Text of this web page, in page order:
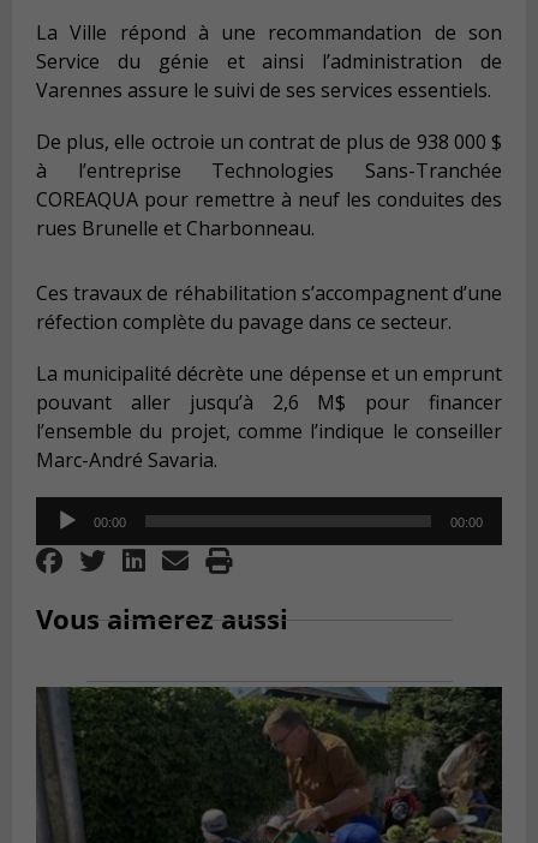
La Ville répond à une recommandation de son
Service du génie et ainsi l’administration de
Varennes assure le suivi de ses services essentiels.
De plus, elle octroie un contrat de plus de 938 000 $
à l’entreprise Technologies Sans-Tranchée
COREAQUA pour remettre à neuf les conduites des
rues Brunelle et Charbonneau.
Ces travaux de réhabilitation s’accompagnent d’une
réfection complète du pavage dans ce secteur.
La municipalité décrète une dépense et un emprunt
pouvant aller jusqu’à 2,6 M$ pour financer
l’ensemble du projet, comme l’indique le conseiller
Marc-André Savaria.
Audio
Player
00:00 00:00
Vous aimerez aussi